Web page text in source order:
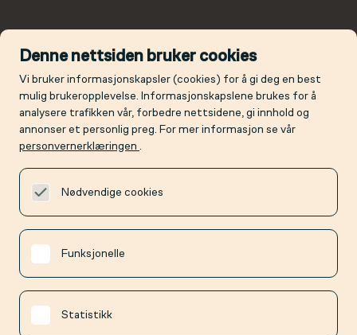
Denne nettsiden bruker cookies
Vi bruker informasjonskapsler (cookies) for å gi deg en best
mulig brukeropplevelse. Informasjonskapslene brukes for å
analysere trafikken vår, forbedre nettsidene, gi innhold og
annonser et personlig preg. For mer informasjon se vår
personvernerklæringen .
Nødvendige cookies
Funksjonelle
Statistikk